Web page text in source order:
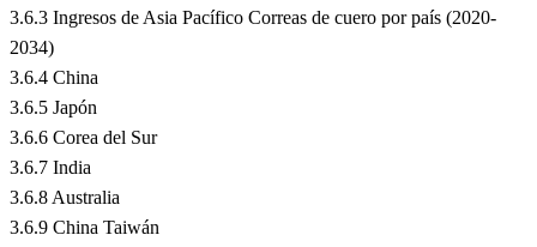
3.6.3 Ingresos de Asia Pacífico Correas de cuero por país (2020-
2034)
3.6.4 China
3.6.5 Japón
3.6.6 Corea del Sur
3.6.7 India
3.6.8 Australia
3.6.9 China Taiwán